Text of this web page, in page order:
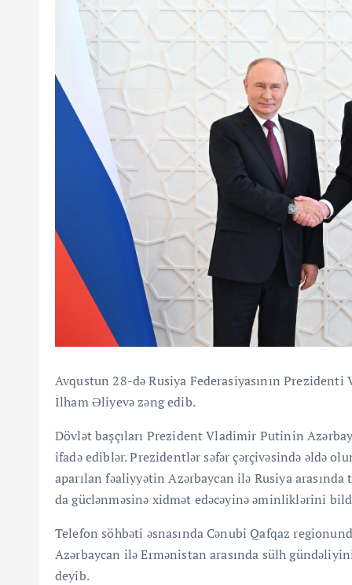
Avqustun 28-də Rusiya Federasiyasının
İlham Əliyevə zəng edib.
Dövlət başçıları Prezident Vladimir Putinin
ifadə ediblər. Prezidentlər səfər çərçivəsində əldə
aparılan fəaliyyətin Azərbaycan ilə Rusiya
da güclənməsinə xidmət edəcəyinə əminliklərini
Telefon söhbəti əsnasında Cənubi Qafqaz
Azərbaycan ilə Ermənistan arasında sülh
deyib.